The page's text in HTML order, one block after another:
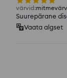
värvid:
Suurepärane
Vaata algset